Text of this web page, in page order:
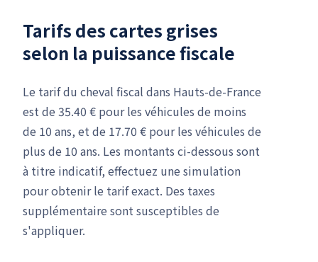
Tarifs des cartes grises
selon la puissance fiscale
Le tarif du cheval fiscal dans Hauts-de-France
est de 35.40 € pour les véhicules de moins
de 10 ans, et de 17.70 € pour les véhicules de
plus de 10 ans. Les montants ci-dessous sont
à titre indicatif, effectuez une simulation
pour obtenir le tarif exact. Des taxes
supplémentaire sont susceptibles de
s'appliquer.